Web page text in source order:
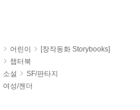
어린이
[창작동화 Storybooks]
챕터북
소설
SF/판타지
여성/젠더